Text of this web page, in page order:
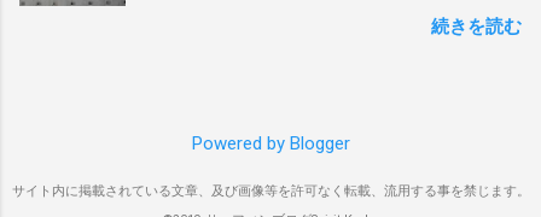
Slater design OMNI 5' 3"×18'5/8"×2'1/4" Round
際に行ったアクセス方法やスケジュールをま
スリランカ・コロンボ空港で乗り換えてモル
ディブのマレ空港へ向かいました。 預け荷物
は30kgまで スリランカ航空では30kgまで無料
んでいるのだが、仕事中に履いているシェフ
中には入れたくないのはみんな同じなのだ。
誰もいなくてぼく一人だった。 休み明けのフ
続きを読む
Powered by Blogger
サイト内に掲載されている文章、及び画像等を許可なく転載、流用する事を禁じます。